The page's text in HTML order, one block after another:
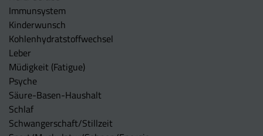
Immunsystem
Kinderwunsch
Kohlenhydratstoffwechsel
Leber
Müdigkeit (Fatigue)
Psyche
Säure-Basen-Haushalt
Schlaf
Schwangerschaft/Stillzeit